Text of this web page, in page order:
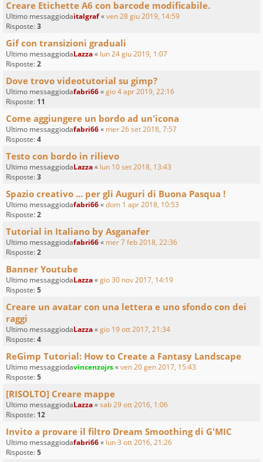
Creare Etichette A6 con barcode modificabile.
Ultimo messaggiodaitalgraf«ven 28 giu 2019, 14:59
Risposte:3
Gif con transizioni graduali
Ultimo messaggiodaLazza« lun 24 giu 2019, 1:07
Risposte:2
Dove trovo videotutorial su gimp?
Ultimo messaggiodafabri66«gio 4 apr 2019, 22:16
Risposte: 11
Come aggiungere un bordo ad un'icona
Ultimo messaggiodafabri66« mer 26 set 2018, 7:57
Risposte:4
Testo con bordo in rilievo
Ultimo messaggiodaLazza« lun 10 set 2018, 13:43
Risposte:3
Spazio creativo ... per gli Auguri di Buona Pasqua !
Ultimo messaggiodafabri66«dom 1 apr 2018, 10:53
Risposte:2
Tutorial in Italiano by Asganafer
Ultimo messaggiodafabri66« mer 7 feb 2018, 22:36
Risposte:2
Banner Youtube
Ultimo messaggiodaLazza«gio 30 nov 2017, 14:19
Risposte:5
Creare un avatar con una lettera e uno sfondo con dei
raggi
Ultimo messaggiodaLazza«gio 19 ott 2017, 21:34
Risposte:4
ReGimp Tutorial: How to Create a Fantasy Landscape
Ultimo messaggiodavincenzojrs«ven 20 gen 2017, 15:43
Risposte:5
[RISOLTO] Creare mappe
Ultimo messaggiodaLazza«sab 29 ott 2016, 1:06
Risposte: 12
Invito a provare il filtro Dream Smoothing di G'MIC
Ultimo messaggiodafabri66« lun 3 ott 2016, 21:26
Risposte:5